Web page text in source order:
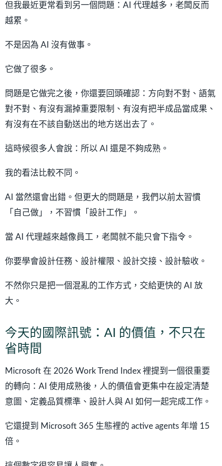
但我最近更常看到另一個問題：AI 代理越多，老闆反而
越累。
不是因為 AI 沒有做事。
它做了很多。
問題是它做完之後，你還要回頭確認：方向對不對、語氣
對不對、有沒有漏掉重要限制、有沒有把半成品當成果、
有沒有在不該自動送出的地方送出去了。
這時候很多人會說：所以 AI 還是不夠成熟。
我的看法比較不同。
AI 當然還會出錯。但更大的問題是，我們以前太習慣
「自己做」，不習慣「設計工作」。
當 AI 代理越來越像員工，老闆就不能只會下指令。
你要學會設計任務、設計權限、設計交接、設計驗收。
不然你只是把一個混亂的工作方式，交給更快的 AI 放
大。
今天的國際訊號：AI 的價值，不只在
省時間
Microsoft 在 2026 Work Trend Index 裡提到一個很重要
的轉向：AI 使用成熟後，人的價值會更集中在設定清楚
意圖、定義品質標準、設計人與 AI 如何一起完成工作。
它還提到 Microsoft 365 生態裡的 active agents 年增 15
倍。